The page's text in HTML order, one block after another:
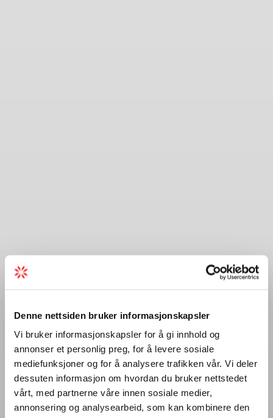
Denne nettsiden bruker informasjonskapsler
Vi bruker informasjonskapsler for å gi innhold og
annonser et personlig preg, for å levere sosiale
mediefunksjoner og for å analysere trafikken vår. Vi deler
dessuten informasjon om hvordan du bruker nettstedet
vårt, med partnerne våre innen sosiale medier,
annonsering og analysearbeid, som kan kombinere den